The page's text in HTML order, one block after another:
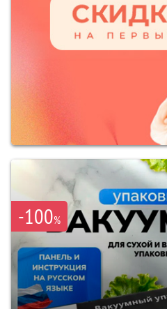
-100%